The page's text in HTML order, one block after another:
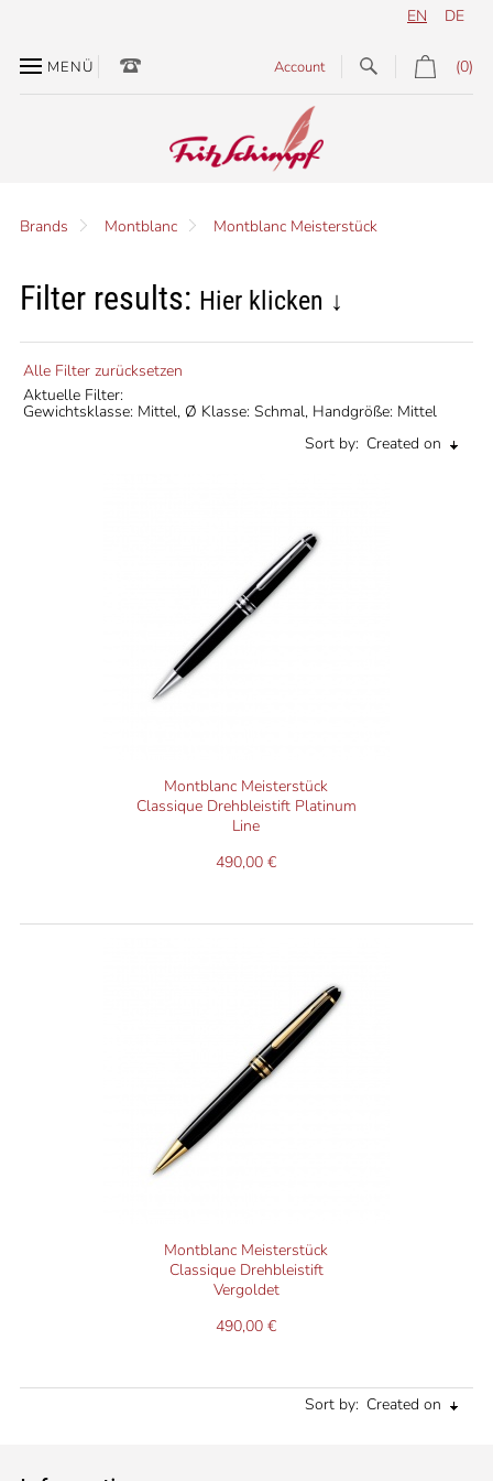
DE
EN
MENÜ (0)
Account
Brands Montblanc Montblanc Meisterstück
Filter results: Hier klicken ↓
Alle Filter zurücksetzen
Aktuelle Filter:
Gewichtsklasse: Mittel, Ø Klasse: Schmal, Handgröße: Mittel
Sort by: Created on
Montblanc Meisterstück
Classique Drehbleistift Platinum
Line
490,00 €
Montblanc Meisterstück
Classique Drehbleistift
Vergoldet
490,00 €
Sort by: Created on